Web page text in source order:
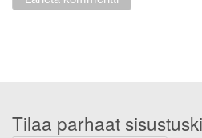
Tilaa parhaat